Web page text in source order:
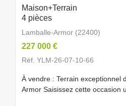
Maison+Terrain
4 pièces
Lamballe-Armor (22400)
227 000 €
Réf. YLM-26-07-10-66
À vendre : Terrain exceptionnel
Armor Saisissez cette occasion